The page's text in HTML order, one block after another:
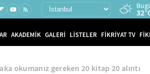
AKADEMİK GALERİ LİSTELER FİKRİYAT TV
okumanız gereken 20 kitap 20 alıntı